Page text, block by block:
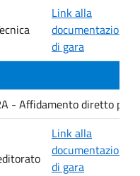
Link alla
documentazione
di gara
- Affidamento diretto
Link alla
documentazione
di gara